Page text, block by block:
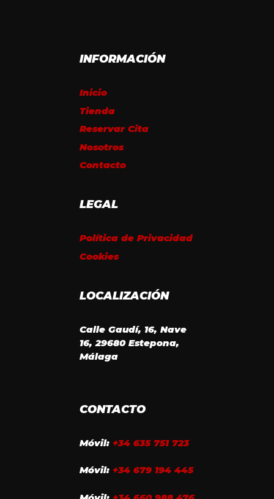
INFORMACIÓN
Inicio
Tienda
Reservar Cita
Nosotros
Contacto
LEGAL
Política de Privacidad
Cookies
LOCALIZACIÓN
Calle Gaudí, 16, Nave
16, 29680 Estepona,
Málaga
CONTACTO
Móvil: +34 635 751 723
Móvil: +34 679 194 445